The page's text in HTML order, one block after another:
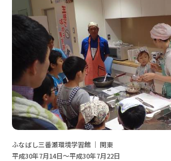
ふなばし三番瀬環境学習館 ｜ 関東
平成30年7月14日～平成30年7月22日